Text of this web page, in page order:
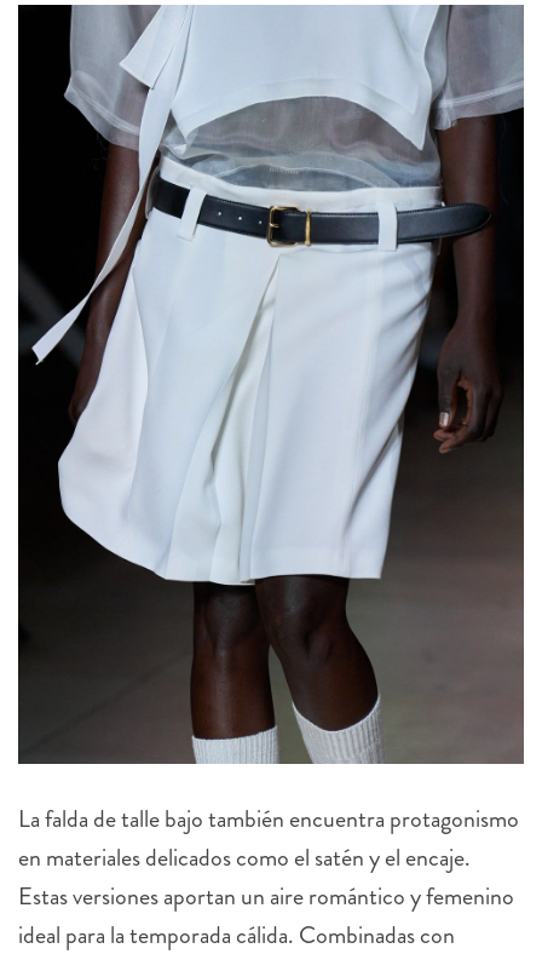
La falda de talle bajo también encuentra protagonismo
en materiales delicados como el satén y el encaje.
Estas versiones aportan un aire romántico y femenino
ideal para la temporada cálida. Combinadas con